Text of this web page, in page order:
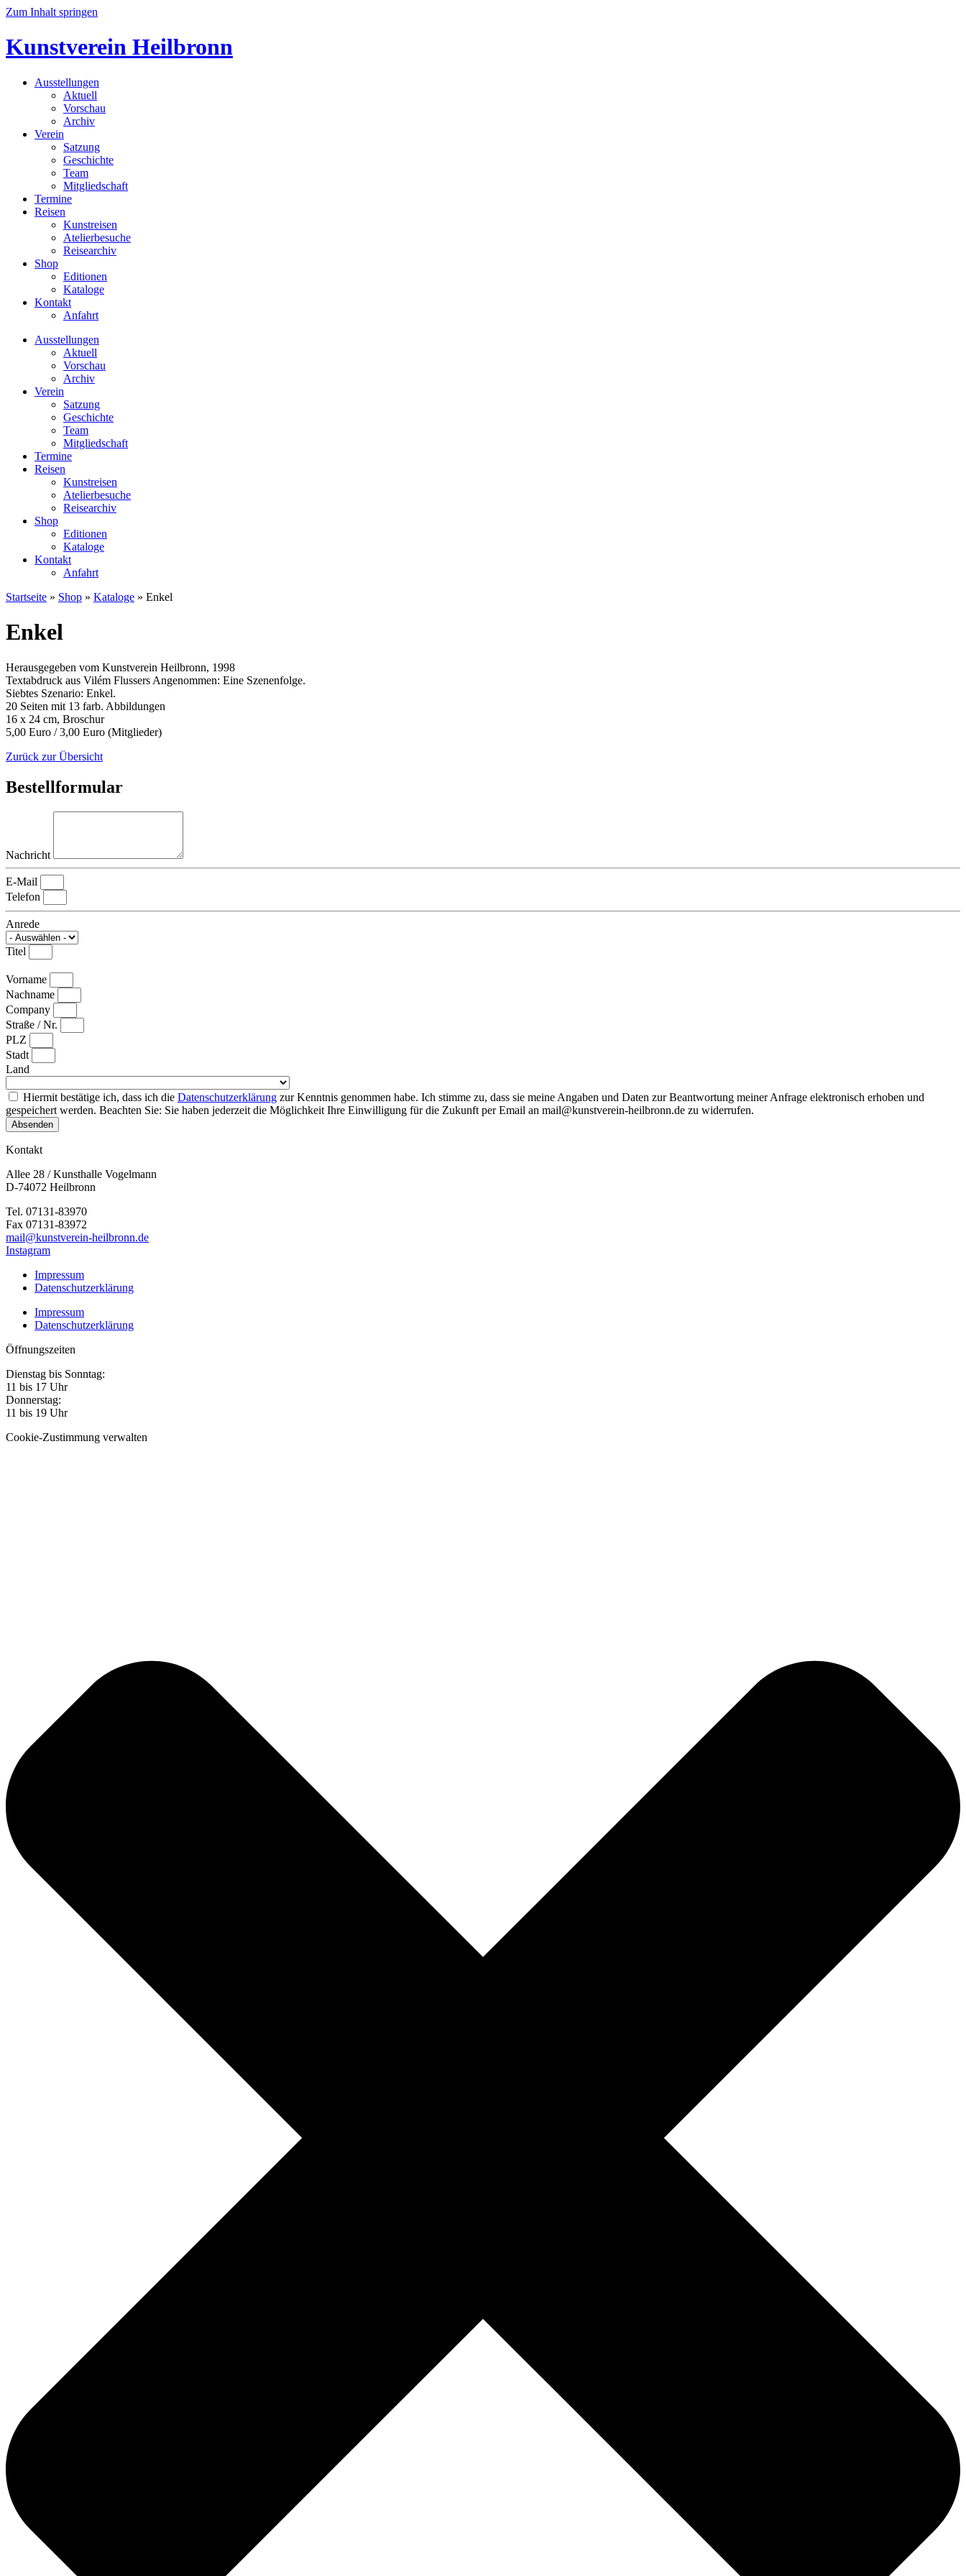
Zum Inhalt springen
Kunstverein Heilbronn
Ausstellungen
Aktuell
Vorschau
Archiv
Verein
Satzung
Geschichte
Team
Mitgliedschaft
Termine
Reisen
Kunstreisen
Atelierbesuche
Reisearchiv
Shop
Editionen
Kataloge
Kontakt
Anfahrt
Ausstellungen
Aktuell
Vorschau
Archiv
Verein
Satzung
Geschichte
Team
Mitgliedschaft
Termine
Reisen
Kunstreisen
Atelierbesuche
Reisearchiv
Shop
Editionen
Kataloge
Kontakt
Anfahrt
Startseite » Shop » Kataloge » Enkel
Enkel
Herausgegeben vom Kunstverein Heilbronn, 1998
Textabdruck aus Vilém Flussers Angenommen: Eine Szenenfolge.
Siebtes Szenario: Enkel.
20 Seiten mit 13 farb. Abbildungen
16 x 24 cm, Broschur
5,00 Euro / 3,00 Euro (Mitglieder)
Zurück zur Übersicht
Bestellformular
Nachricht
E-Mail
Telefon
Anrede
Titel
Vorname
Nachname
Company
Straße / Nr.
PLZ
Stadt
Land
Hiermit bestätige ich, dass ich die Datenschutzerklärung zur Kenntnis genommen habe. Ich stimme zu, dass sie meine Angaben und Daten zur Beantwortung meiner Anfrage elektronisch erhoben und
gespeichert werden. Beachten Sie: Sie haben jederzeit die Möglichkeit Ihre Einwilligung für die Zukunft per Email an mail@kunstverein-heilbronn.de zu widerrufen.
Absenden
Kontakt
Allee 28 / Kunsthalle Vogelmann
D-74072 Heilbronn
Tel. 07131-83970
Fax 07131-83972
mail@kunstverein-heilbronn.de
Instagram
Impressum
Datenschutzerklärung
Impressum
Datenschutzerklärung
Öffnungszeiten
Dienstag bis Sonntag:
11 bis 17 Uhr
Donnerstag:
11 bis 19 Uhr
Cookie-Zustimmung verwalten